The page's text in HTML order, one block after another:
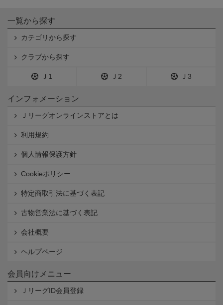
一覧から探す
カテゴリから探す
クラブから探す
Ｊ1 Ｊ2 Ｊ3
インフォメーション
Ｊリーグオンラインストアとは
利用規約
個人情報保護方針
Cookieポリシー
特定商取引法に基づく表記
古物営業法に基づく表記
会社概要
ヘルプページ
会員向けメニュー
ＪリーグID会員登録